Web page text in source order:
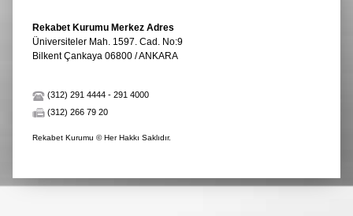
Rekabet Kurumu Merkez Adres
Üniversiteler Mah. 1597. Cad. No:9
Bilkent Çankaya 06800 / ANKARA
(312) 291 4444 - 291 4000
(312) 266 79 20
Rekabet Kurumu © Her Hakkı Saklıdır.